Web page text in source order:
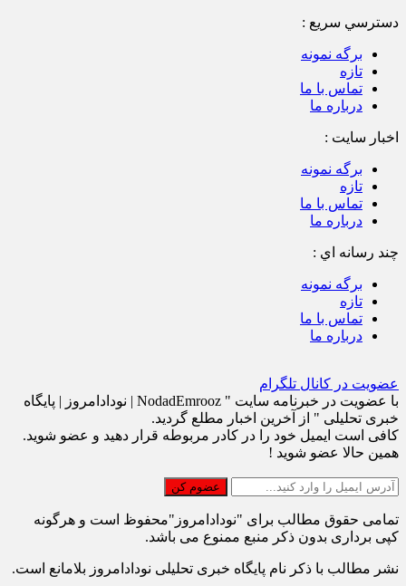
دسترسي سريع :
برگه نمونه
تازه
تماس با ما
درباره ما
اخبار سایت :
برگه نمونه
تازه
تماس با ما
درباره ما
چند رسانه اي :
برگه نمونه
تازه
تماس با ما
درباره ما
عضویت در کانال تلگرام
با عضویت در خبرنامه سایت " NodadEmrooz | نودادامروز | پايگاه
خبری تحلیلی " از آخرین اخبار مطلع گردید.
کافی است ایمیل خود را در کادر مربوطه قرار دهید و عضو شوید.
همین حالا عضو شوید !
تمامی حقوق مطالب برای "نودادامروز"محفوظ است و هرگونه
کپی برداری بدون ذکر منبع ممنوع می باشد.
نشر مطالب با ذکر نام پایگاه خبری تحلیلی نودادامروز بلامانع است.